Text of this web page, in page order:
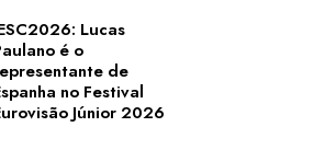
Lucas
é o
de
no Festival
Júnior 2026